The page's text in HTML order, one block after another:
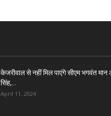
केजरीवाल से नहीं मिल पाएंगे सीएम भगवंत
सिंह,...
April 11, 2024